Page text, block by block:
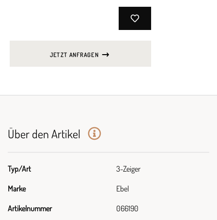
JETZT ANFRAGEN
Über den Artikel
Typ/Art 3-Zeiger
Marke Ebel
Artikelnummer 066190